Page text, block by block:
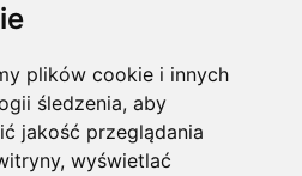
plików cookie i innych
śledzenia, aby
jakość przeglądania
wyświetlać